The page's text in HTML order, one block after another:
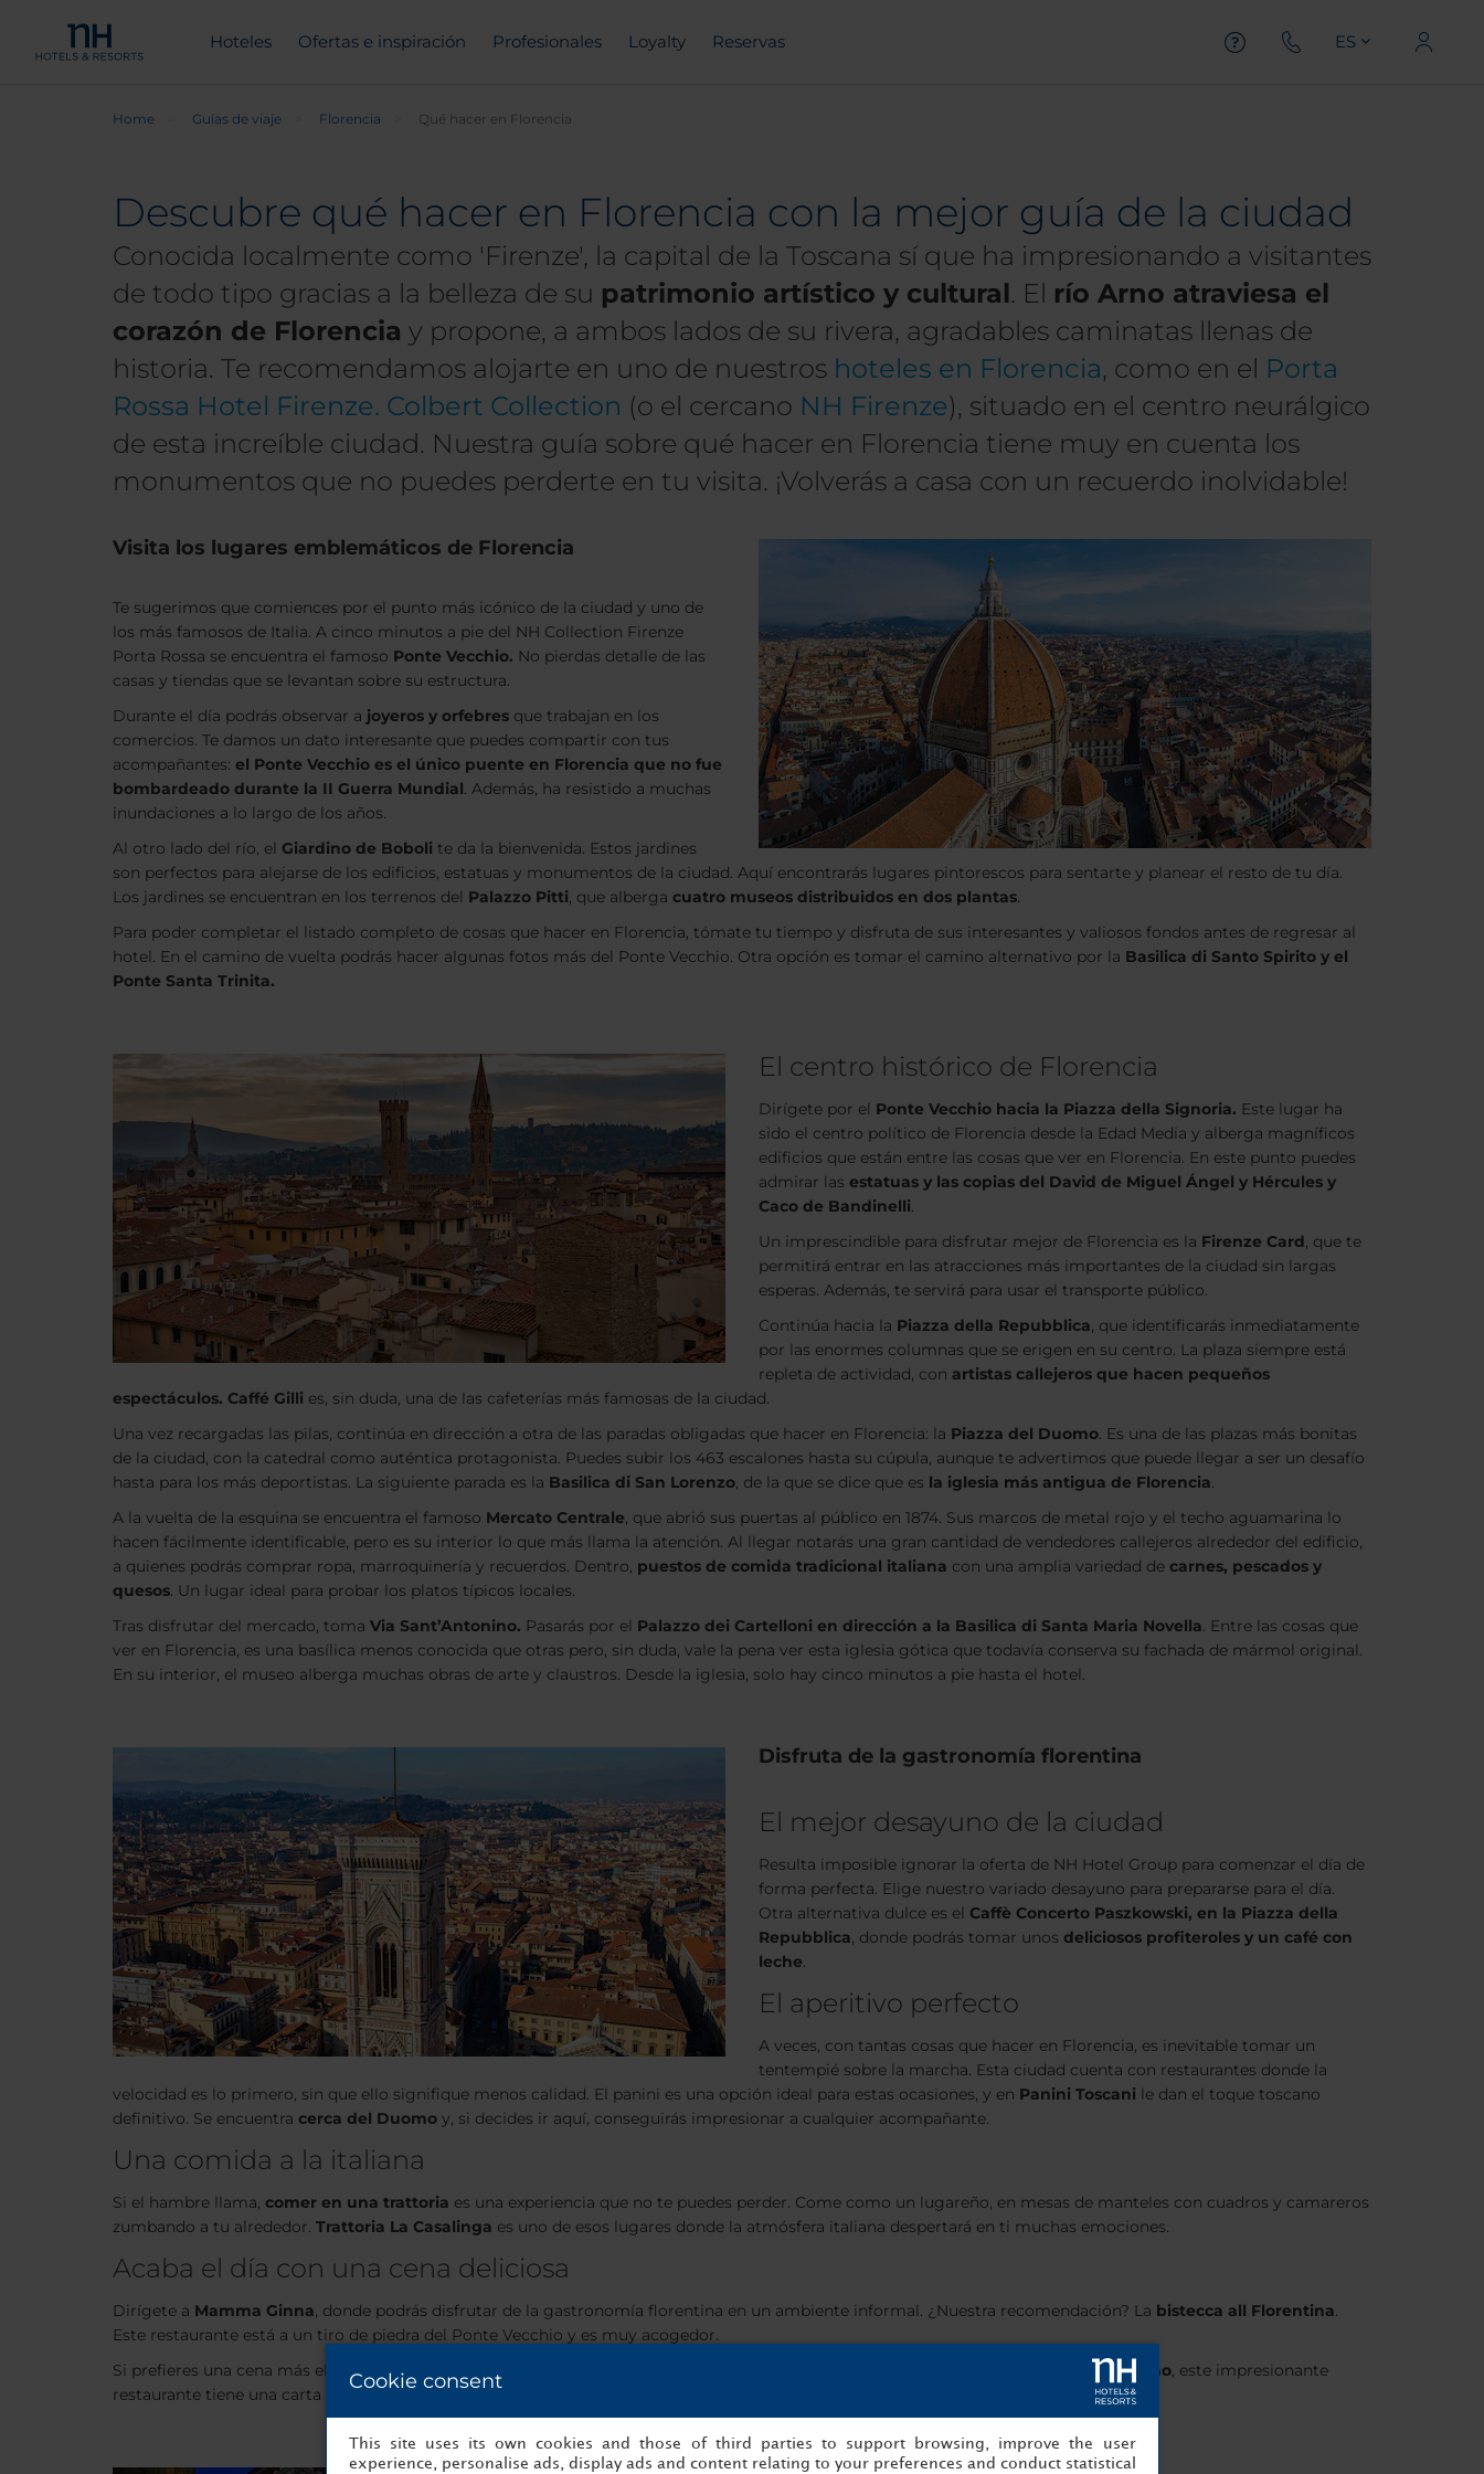
Hoteles Ofertas e inspiración Profesionales Loyalty Reservas ES
Home Guías de viaje Florencia Qué hacer en Florencia
Descubre qué hacer en Florencia con la mejor guía de la ciudad
Conocida localmente como 'Firenze', la capital de la Toscana sí que ha impresionando a visitantes
de todo tipo gracias a la belleza de su patrimonio artístico y cultural. El río Arno atraviesa el
corazón de Florencia y propone, a ambos lados de su rivera, agradables caminatas llenas de
historia. Te recomendamos alojarte en uno de nuestros hoteles en Florencia, como en el Porta
Rossa Hotel Firenze. Colbert Collection (o el cercano NH Firenze), situado en el centro neurálgico
de esta increíble ciudad. Nuestra guía sobre qué hacer en Florencia tiene muy en cuenta los
monumentos que no puedes perderte en tu visita. ¡Volverás a casa con un recuerdo inolvidable!
Visita los lugares emblemáticos de Florencia
Te sugerimos que comiences por el punto más icónico de la ciudad y uno de
los más famosos de Italia. A cinco minutos a pie del NH Collection Firenze
Porta Rossa se encuentra el famoso Ponte Vecchio. No pierdas detalle de las
casas y tiendas que se levantan sobre su estructura.
Durante el día podrás observar a joyeros y orfebres que trabajan en los
comercios. Te damos un dato interesante que puedes compartir con tus
acompañantes: el Ponte Vecchio es el único puente en Florencia que no fue
bombardeado durante la II Guerra Mundial. Además, ha resistido a muchas
inundaciones a lo largo de los años.
Al otro lado del río, el Giardino de Boboli te da la bienvenida. Estos jardines
son perfectos para alejarse de los edificios, estatuas y monumentos de la ciudad. Aquí encontrarás lugares pintorescos para sentarte y planear el resto de tu día.
Los jardines se encuentran en los terrenos del Palazzo Pitti, que alberga cuatro museos distribuidos en dos plantas.
Para poder completar el listado completo de cosas que hacer en Florencia, tómate tu tiempo y disfruta de sus interesantes y valiosos fondos antes de regresar al
hotel. En el camino de vuelta podrás hacer algunas fotos más del Ponte Vecchio. Otra opción es tomar el camino alternativo por la Basilica di Santo Spirito y el
Ponte Santa Trinita.
El centro histórico de Florencia
Dirígete por el Ponte Vecchio hacia la Piazza della Signoria. Este lugar ha
sido el centro político de Florencia desde la Edad Media y alberga magníficos
edificios que están entre las cosas que ver en Florencia. En este punto puedes
admirar las estatuas y las copias del David de Miguel Ángel y Hércules y
Caco de Bandinelli.
Un imprescindible para disfrutar mejor de Florencia es la Firenze Card, que te
permitirá entrar en las atracciones más importantes de la ciudad sin largas
esperas. Además, te servirá para usar el transporte público.
Continúa hacia la Piazza della Repubblica, que identificarás inmediatamente
por las enormes columnas que se erigen en su centro. La plaza siempre está
repleta de actividad, con artistas callejeros que hacen pequeños
espectáculos. Caffé Gilli es, sin duda, una de las cafeterías más famosas de la ciudad.
Una vez recargadas las pilas, continúa en dirección a otra de las paradas obligadas que hacer en Florencia: la Piazza del Duomo. Es una de las plazas más bonitas
de la ciudad, con la catedral como auténtica protagonista. Puedes subir los 463 escalones hasta su cúpula, aunque te advertimos que puede llegar a ser un desafío
hasta para los más deportistas. La siguiente parada es la Basilica di San Lorenzo, de la que se dice que es la iglesia más antigua de Florencia.
A la vuelta de la esquina se encuentra el famoso Mercato Centrale, que abrió sus puertas al público en 1874. Sus marcos de metal rojo y el techo aguamarina lo
hacen fácilmente identificable, pero es su interior lo que más llama la atención. Al llegar notarás una gran cantidad de vendedores callejeros alrededor del edificio,
a quienes podrás comprar ropa, marroquinería y recuerdos. Dentro, puestos de comida tradicional italiana con una amplia variedad de carnes, pescados y
quesos. Un lugar ideal para probar los platos típicos locales.
Tras disfrutar del mercado, toma Via Sant’Antonino. Pasarás por el Palazzo dei Cartelloni en dirección a la Basilica di Santa Maria Novella. Entre las cosas que
ver en Florencia, es una basílica menos conocida que otras pero, sin duda, vale la pena ver esta iglesia gótica que todavía conserva su fachada de mármol original.
En su interior, el museo alberga muchas obras de arte y claustros. Desde la iglesia, solo hay cinco minutos a pie hasta el hotel.
Disfruta de la gastronomía florentina
El mejor desayuno de la ciudad
Resulta imposible ignorar la oferta de NH Hotel Group para comenzar el día de
forma perfecta. Elige nuestro variado desayuno para prepararse para el día.
Otra alternativa dulce es el Caffè Concerto Paszkowski, en la Piazza della
Repubblica, donde podrás tomar unos deliciosos profiteroles y un café con
leche.
El aperitivo perfecto
A veces, con tantas cosas que hacer en Florencia, es inevitable tomar un
tentempié sobre la marcha. Esta ciudad cuenta con restaurantes donde la
velocidad es lo primero, sin que ello signifique menos calidad. El panini es una opción ideal para estas ocasiones, y en Panini Toscani le dan el toque toscano
definitivo. Se encuentra cerca del Duomo y, si decides ir aquí, conseguirás impresionar a cualquier acompañante.
Una comida a la italiana
Si el hambre llama, comer en una trattoria es una experiencia que no te puedes perder. Come como un lugareño, en mesas de manteles con cuadros y camareros
zumbando a tu alrededor. Trattoria La Casalinga es uno de esos lugares donde la atmósfera italiana despertará en ti muchas emociones.
Acaba el día con una cena deliciosa
Dirígete a Mamma Ginna, donde podrás disfrutar de la gastronomía florentina en un ambiente informal. ¿Nuestra recomendación? La bistecca all Florentina.
Este restaurante está a un tiro de piedra del Ponte Vecchio y es muy acogedor.
Si prefieres una cena más elegante, ve directamente a
vistas al río Arno, este impresionante
restaurante tiene una carta reconocida con una estrella Michelin
Cookie consent
This site uses its own cookies and those of third parties to support browsing, improve the user
experience, personalise ads, display ads and content relating to your preferences and conduct statistical